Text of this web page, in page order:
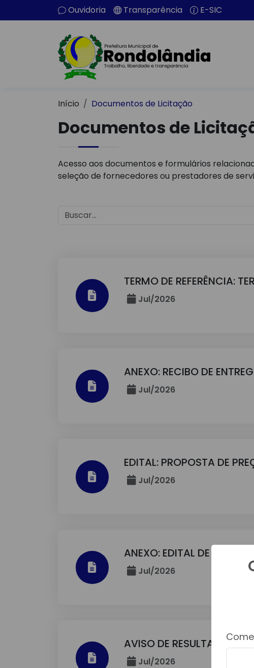
Ouvidoria Transparência E-SIC
Início Documentos de Licitação
Documentos de
Acesso aos documentos e formulários
seleção de fornecedores ou prestadores de
TERMO DE REFERÊNCIA:
Jul/2026
ANEXO: RECIBO DE
Jul/2026
EDITAL: PROPOSTA DE
Jul/2026
ANEXO: EDITAL DE
Jul/2026
AVISO DE RESULTADO:
Jul/2026